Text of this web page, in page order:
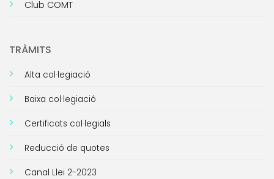
Club COMT
TRÀMITS
Alta col·legiació
Baixa col·legiació
Certificats col·legials
Reducció de quotes
Canal Llei 2-2023